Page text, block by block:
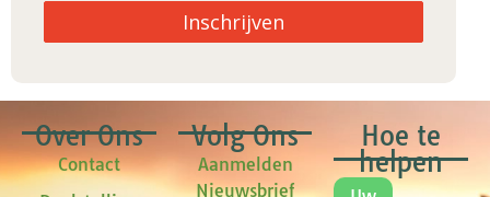
Inschrijven
Over Ons
Contact
Volg Ons
Aanmelden
Nieuwsbrief
Hoe te
helpen